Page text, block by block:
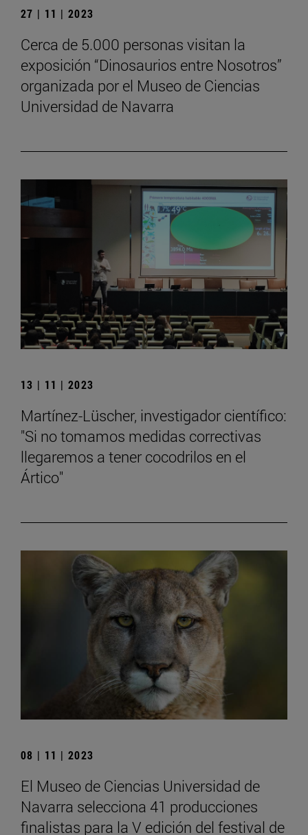
27 | 11 | 2023
Cerca de 5.000 personas visitan la
exposición “Dinosaurios entre Nosotros”
organizada por el Museo de Ciencias
Universidad de Navarra
13 | 11 | 2023
Martínez-Lüscher, investigador científico:
"Si no tomamos medidas correctivas
llegaremos a tener cocodrilos en el
Ártico"
08 | 11 | 2023
El Museo de Ciencias Universidad de
Navarra selecciona 41 producciones
finalistas para la V edición del festival de